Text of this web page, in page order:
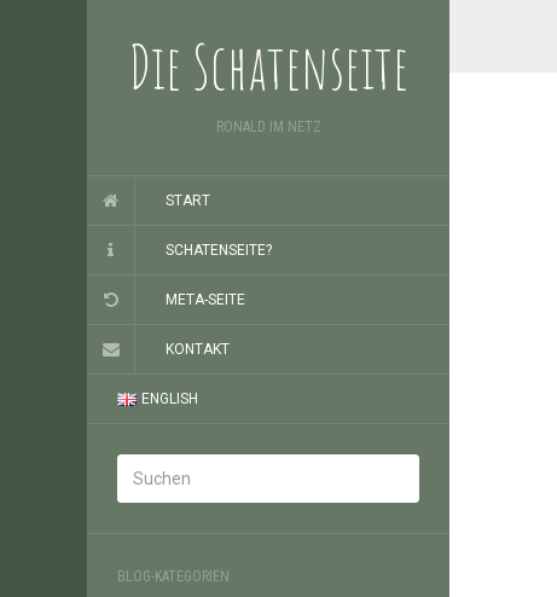
Die Schatenseite
RONALD IM NETZ
START
SCHATENSEITE?
META-SEITE
KONTAKT
ENGLISH
BLOG-KATEGORIEN